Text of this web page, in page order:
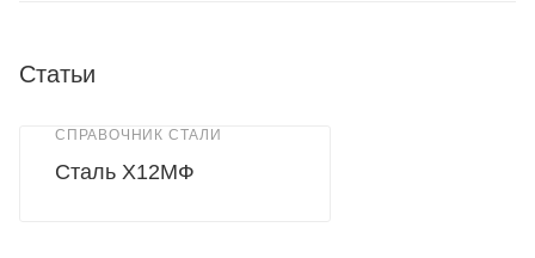
Статьи
СПРАВОЧНИК СТАЛИ
Сталь Х12МФ